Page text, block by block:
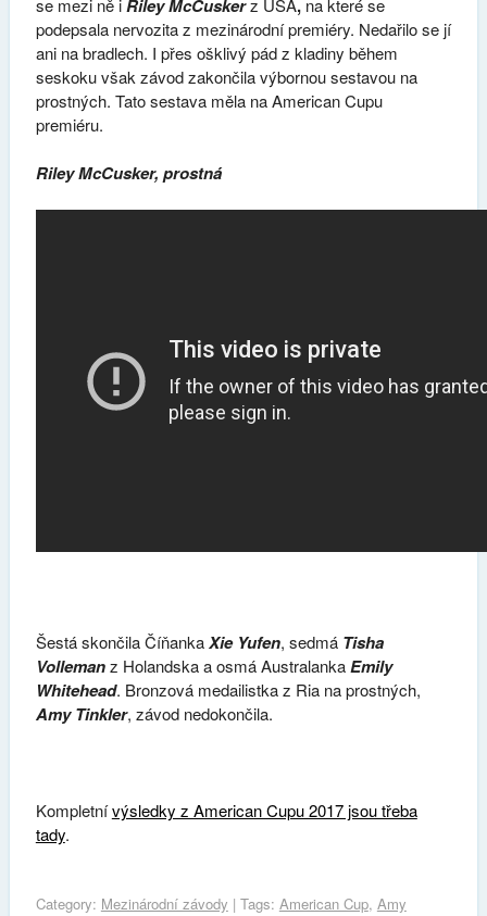
se mezi ně iRiley McCuskerz USA, na které se
podepsala nervozita z mezinárodní premiéry. Nedařilo se jí
ani na bradlech. I přes ošklivý pád z kladiny během
seskoku však závod zakončila výbornou sestavou na
prostných. Tato sestava měla na American Cupu
premiéru.
Riley McCusker, prostná
Šestá skončila ČíňankaXie Yufen, sedmá Tisha
Vollemanz Holandska a osmá AustralankaEmily
Whitehead. Bronzová medailistka z Ria na prostných,
Amy Tinkler, závod nedokončila.
Kompletnívýsledky z American Cupu 2017 jsou třeba
tady.
Category: Mezinárodní závody | Tags: American Cup, Amy